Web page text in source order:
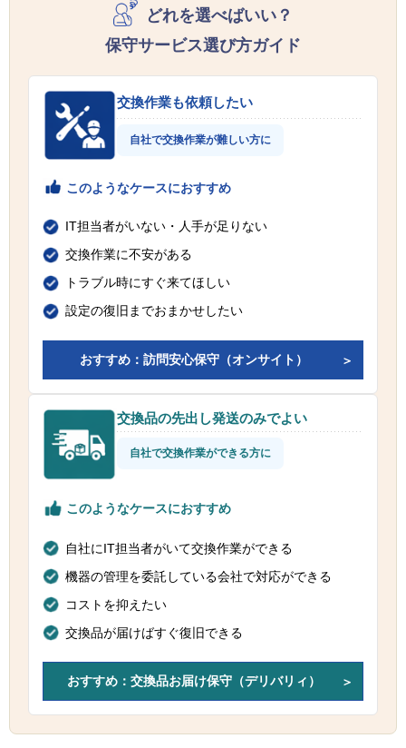
どれを選べばいい？
保守サービス選び方ガイド
交換作業も依頼したい
自社で交換作業が難しい方に
このようなケースにおすすめ
IT担当者がいない・人手が足りない
交換作業に不安がある
トラブル時にすぐ来てほしい
設定の復旧までおまかせしたい
おすすめ：訪問安心保守（オンサイト）
交換品の先出し発送のみでよい
自社で交換作業ができる方に
このようなケースにおすすめ
自社にIT担当者がいて交換作業ができる
機器の管理を委託している会社で対応ができる
コストを抑えたい
交換品が届けばすぐ復旧できる
おすすめ：交換品お届け保守（デリバリィ）